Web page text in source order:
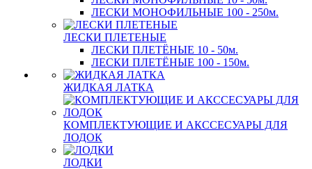
ЛЕСКИ МОНОФИЛЬНЫЕ 100 - 250м.
ЛЕСКИ ПЛЕТЕНЫЕ
ЛЕСКИ ПЛЕТЁНЫЕ 10 - 50м.
ЛЕСКИ ПЛЕТЁНЫЕ 100 - 150м.
ЖИДКАЯ ЛАТКА
КОМПЛЕКТУЮЩИЕ И АКССЕСУАРЫ ДЛЯ
ЛОДОК
ЛОДКИ